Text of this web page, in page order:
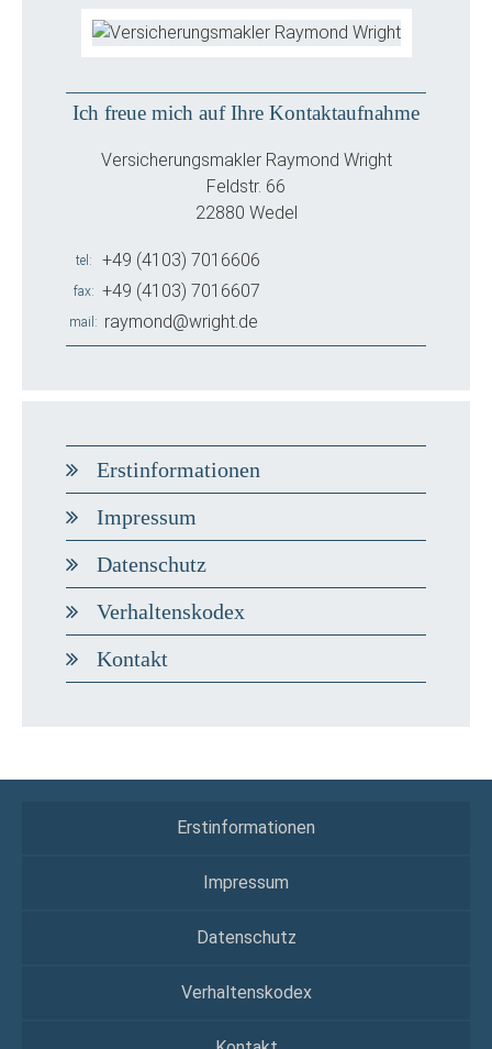
Ich freue mich auf Ihre Kontaktaufnahme
Versicherungsmakler Raymond Wright
Feldstr. 66
22880 Wedel
tel +49 (4103) 7016606
fax +49 (4103) 7016607
mail raymond@wright.de
Erstinformationen
Impressum
Datenschutz
Verhaltenskodex
Kontakt
Erstinformationen
Impressum
Datenschutz
Verhaltenskodex